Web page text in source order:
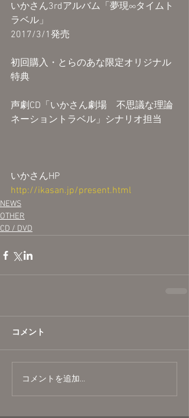
いかさん3rdアルバム「夢現∞タイムト
ラベル」
2017/3/1発売
初回購入・とらのあな限定オリジナル
特典
声劇CD「いかさん劇場　不思議な理論
ネーショントラベル」シナリオ担当
いかさんHP
http://ikasan.jp/present.html
NEWS
OTHER
CD / DVD
コメント
コメントを追加…